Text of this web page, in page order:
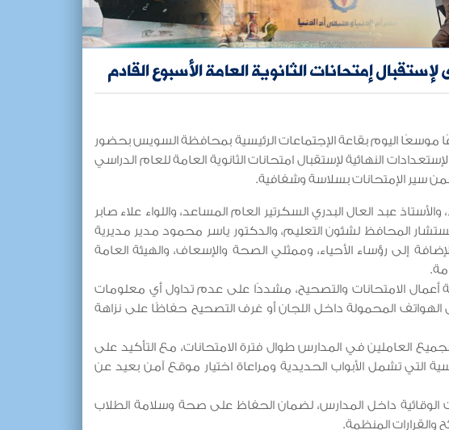
إمتحانات الثانوية العامة الأسبوع القادم
موسعًا اليوم بقاعة الإجتماعات الرئيسية بمحافظة السويس بحضور
النهائية لإستقبال امتحانات الثانوية العامة للعام الدراسي
عبد العال البدري السكرتير العام المساعد، واللواء علاء صابر
المحافظ لشئون التعليم، والدكتور ياسر محمود مدير مديرية
إلى رؤساء الأحياء، وممثلي الصحة والإسعاف، والهيئة العامة
أعمال الامتحانات والتصحيح، مشددًا على عدم تداول أي معلومات
المحمولة داخل اللجان أو غرف التصحيح حفاظًا على نزاهة
العاملين في المدارس طوال فترة الامتحانات، مع التأكيد على
التي تشمل الأبواب الحديدية ومراعاة اختيار موقع آمن بعيد عن
الوقائية داخل المدارس، لضمان الحفاظ على صحة وسلامة الطلاب
والقرارات المنظمة.